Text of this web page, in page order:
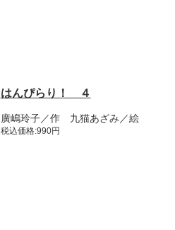
はんぴらり！ ４
廣嶋玲子／作 九猫あざみ／絵
税込価格:990円